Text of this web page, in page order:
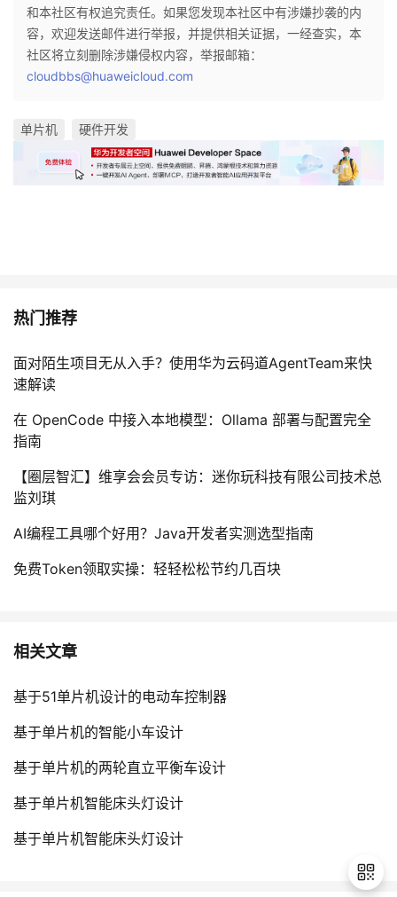
和本社区有权追究责任。如果您发现本社区中有涉嫌抄袭的内
容，欢迎发送邮件进行举报，并提供相关证据，一经查实，本
社区将立刻删除涉嫌侵权内容，举报邮箱：
cloudbbs@huaweicloud.com
单片机 硬件开发
热门推荐
面对陌生项目无从入手？使用华为云码道AgentTeam来快
速解读
在 OpenCode 中接入本地模型：Ollama 部署与配置完全
指南
【圈层智汇】维享会会员专访：迷你玩科技有限公司技术总
监刘琪
AI编程工具哪个好用？Java开发者实测选型指南
免费Token领取实操：轻轻松松节约几百块
相关文章
基于51单片机设计的电动车控制器
基于单片机的智能小车设计
基于单片机的两轮直立平衡车设计
基于单片机智能床头灯设计
基于单片机智能床头灯设计